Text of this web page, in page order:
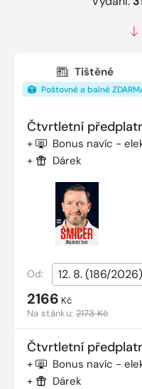
Tištěné
Poštovné a balné
Čtvrtletní
+ Bonus navíc -
+ Dárek
Od:
2166 Kč
Na stánku:2173 Kč
Čtvrtletní
+ Bonus navíc -
+ Dárek